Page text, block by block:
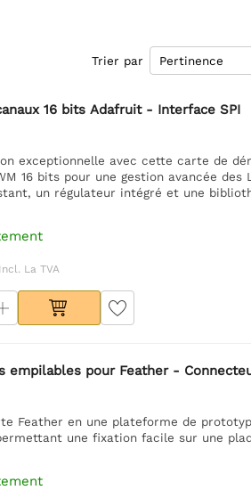
Trier par
16 bits Adafruit - Interface SPI
exceptionnelle avec cette carte de
16 bits pour une gestion avancée
un régulateur intégré et une
Incl. La TVA
empilables pour Feather -
Feather en une plateforme de
une fixation facile sur une